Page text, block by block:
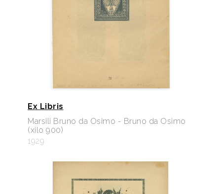
Ex Libris
Marsili Bruno da Osimo - Bruno da Osimo
(xilo 900)
1929